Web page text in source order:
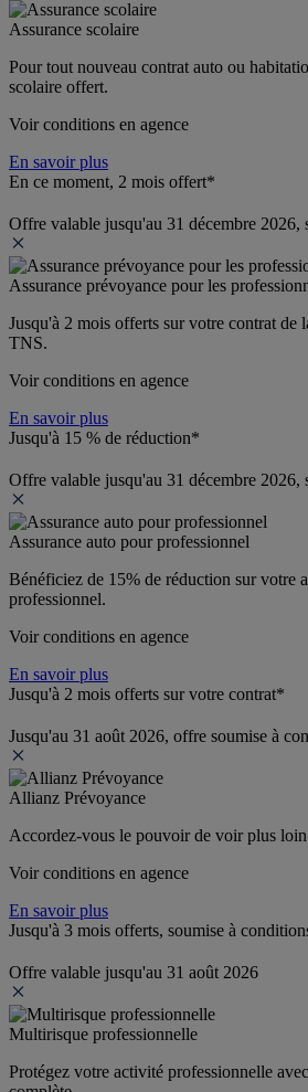
Assurance scolaire
Pour tout nouveau contrat auto ou
scolaire offert.
Voir conditions en agence
En savoir plus
En ce moment, 2 mois offert*
Offre valable jusqu'au 31 décembre 2026,
Assurance prévoyance pour les
Jusqu'à 2 mois offerts sur votre contrat de
TNS.
Voir conditions en agence
En savoir plus
Jusqu'à 15 % de réduction*
Offre valable jusqu'au 31 décembre 2026,
Assurance auto pour professionnel
Bénéficiez de 15% de réduction sur votre
professionnel.
Voir conditions en agence
En savoir plus
Jusqu'à 2 mois offerts sur votre contrat*
Jusqu'au 31 août 2026, offre soumise à
Allianz Prévoyance
Accordez-vous le pouvoir de voir plus
Voir conditions en agence
En savoir plus
Jusqu'à 3 mois offerts, soumise à
Offre valable jusqu'au 31 août 2026
Multirisque professionnelle
Protégez votre activité professionnelle